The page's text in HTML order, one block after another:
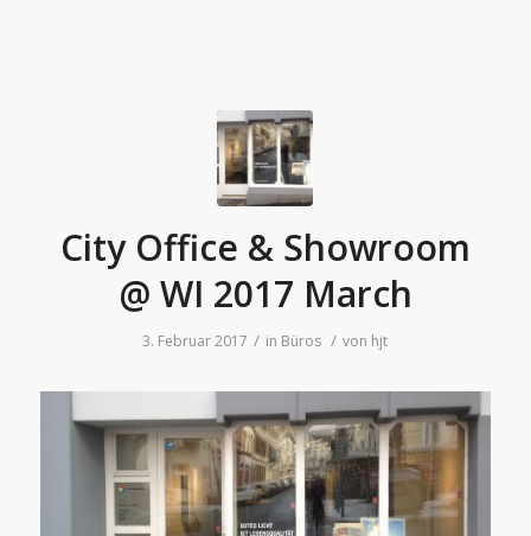
City Office & Showroom
@ WI 2017 March
3. Februar 2017 / in Büros / von hjt